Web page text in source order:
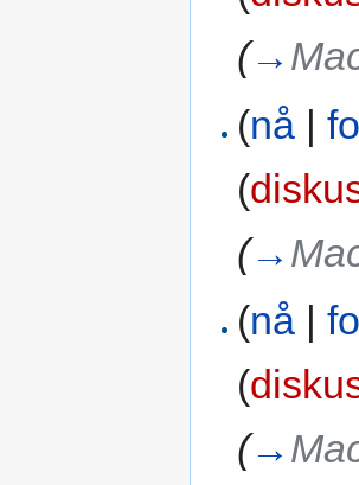
(→
(nå |
(
(→
(nå |
(
(→